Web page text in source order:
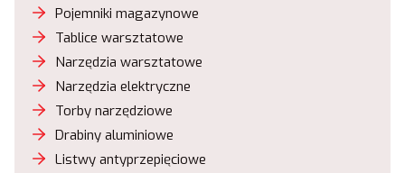
Pojemniki magazynowe
Tablice warsztatowe
Narzędzia warsztatowe
Narzędzia elektryczne
Torby narzędziowe
Drabiny aluminiowe
Listwy antyprzepięciowe